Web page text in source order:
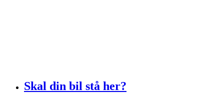
Skal din bil stå her?